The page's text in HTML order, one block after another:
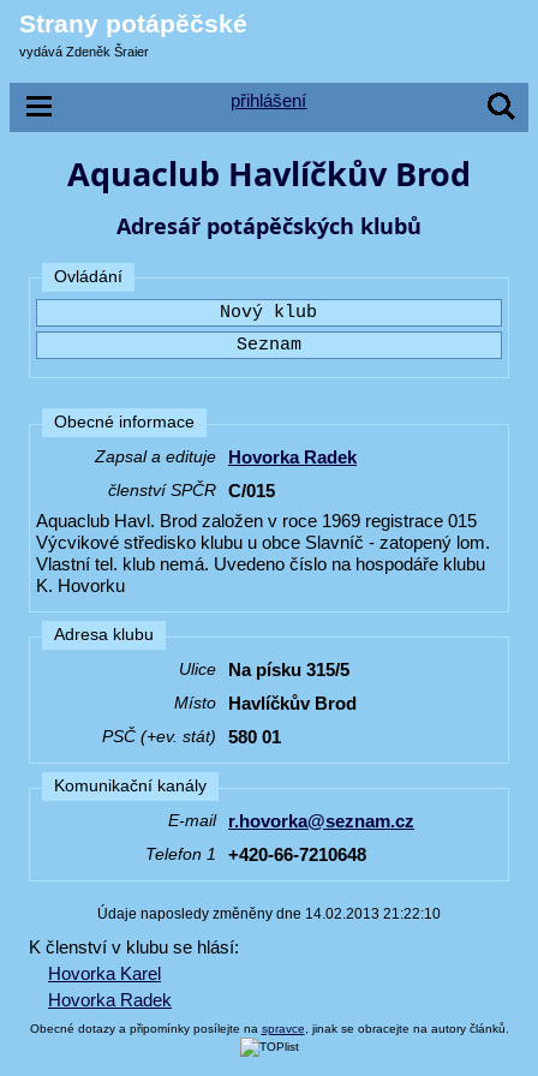
Strany potápěčské
vydává Zdeněk Šraier
přihlášení
Aquaclub Havlíčkův Brod
Adresář potápěčských klubů
Ovládání
Obecné informace
Zapsal a edituje
Hovorka Radek
členství SPČR
C/015
Aquaclub Havl. Brod založen v roce 1969 registrace 015
Výcvikové středisko klubu u obce Slavníč - zatopený lom.
Vlastní tel. klub nemá. Uvedeno číslo na hospodáře klubu
K. Hovorku
Adresa klubu
Ulice
Na písku 315/5
Místo Havlíčkův Brod
PSČ (+ev. stát) 580 01
Komunikační kanály
E-mail
r.hovorka@seznam.cz
Telefon 1 +420-66-7210648
Údaje naposledy změněny dne 14.02.2013 21:22:10
K členství v klubu se hlásí:
Hovorka Karel
Hovorka Radek
Obecné dotazy a připomínky posílejte na spravce , jinak se obracejte na autory článků.